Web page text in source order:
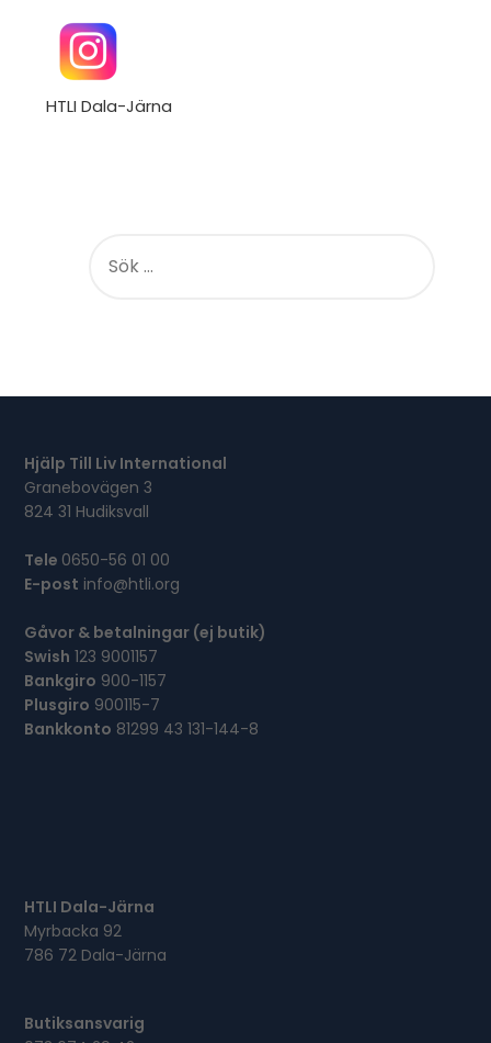
HTLI Dala-Järna
E
Hjälp Till Liv International
Granebovägen 3
824 31 Hudiksvall
Tele 0650-56 01 00
E-post info@htli.org
Gåvor & betalningar (ej butik)
Swish 123 9001157
Bankgiro 900-1157
Plusgiro 900115-7
Bankkonto 81299 43 131-144-8
HTLI Dala-Järna
Myrbacka 92
786 72 Dala-Järna
Butiksansvarig